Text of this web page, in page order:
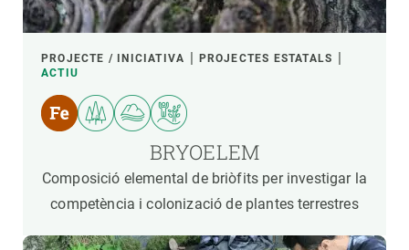
PROJECTE / INICIATIVA
PROJECTES ESTATALS
ACTIU
BRYOELEM
Composició elemental de briòfits per investigar la
competència i colonizació de plantes terrestres